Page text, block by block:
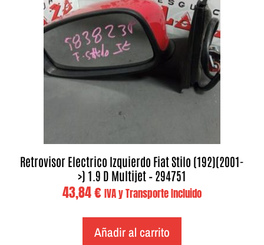
Retrovisor Electrico Izquierdo Fiat Stilo (192)(2001-
>) 1.9 D Multijet – 294751
43,84€ IVA y Transporte Incluido
Añadir al carrito